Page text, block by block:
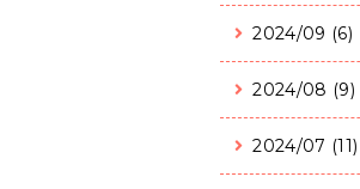
2024/09 (6)
2024/08 (9)
2024/07 (11)